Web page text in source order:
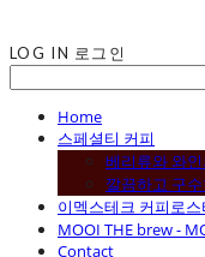
LOG IN 로그인
Home
스페셜티 커피
베리류와 와
깔끔하고 구
이멕스테크 커피로스
MOOI THE brew -
Contact